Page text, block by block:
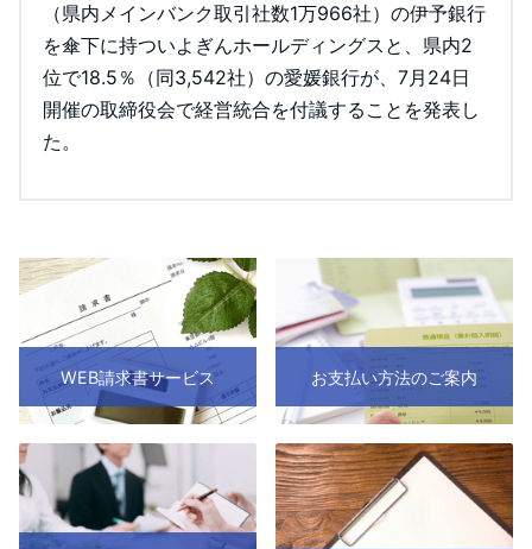
（県内メインバンク取引社数1万966社）の伊予銀行
を傘下に持ついよぎんホールディングスと、県内2
位で18.5％（同3,542社）の愛媛銀行が、7月24日
開催の取締役会で経営統合を付議することを発表し
た。
WEB請求書サービス お支払い方法のご案内